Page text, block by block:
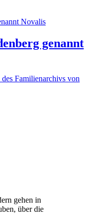
genannt
Familienarchivs von
gehen in
über die